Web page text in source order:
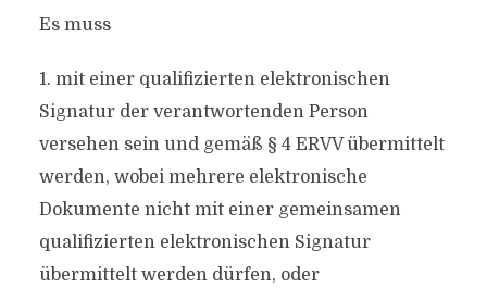
Es muss
1. mit einer qualifizierten elektronischen
Signatur der verantwortenden Person
versehen sein und gemäß § 4 ERVV übermittelt
werden, wobei mehrere elektronische
Dokumente nicht mit einer gemeinsamen
qualifizierten elektronischen Signatur
übermittelt werden dürfen, oder